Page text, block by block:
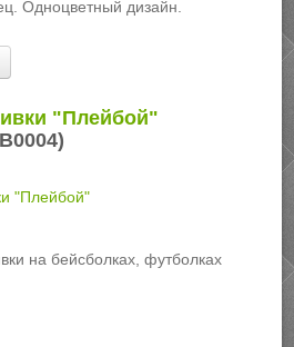
Одноцветный дизайн.
"Плейбой"
)
на бейсболках, футболках